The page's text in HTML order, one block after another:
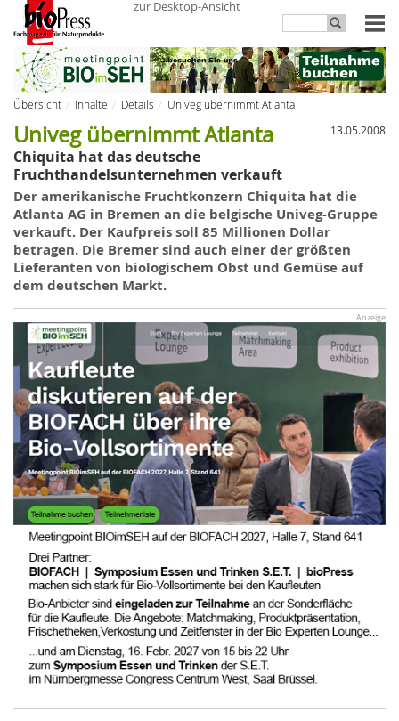
zur Desktop-Ansicht
Übersicht Inhalte Details
Univeg übernimmt Atlanta
13.05.2008
Univeg übernimmt Atlanta
Chiquita hat das deutsche
Fruchthandelsunternehmen verkauft
Der amerikanische Fruchtkonzern Chiquita hat die
Atlanta AG in Bremen an die belgische Univeg-Gruppe
verkauft. Der Kaufpreis soll 85 Millionen Dollar
betragen. Die Bremer sind auch einer der größten
Lieferanten von biologischem Obst und Gemüse auf
dem deutschen Markt.
Anzeige